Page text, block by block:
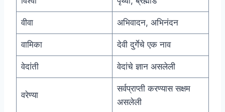
वीवा अभिवादन, अभिनंदन
वामिका देवी दुर्गेचे एक नाव
वेदांती वेदांचे ज्ञान असलेली
वरेण्या
सर्वप्राप्ती करण्यास सक्षम
असलेली